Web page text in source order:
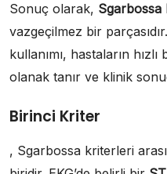
Sonuç olarak, Sgarbossa
vazgeçilmez bir
kullanımı, hastaların
olanak tanır ve klinik
Birinci Kriter
, Sgarbossa kriterleri